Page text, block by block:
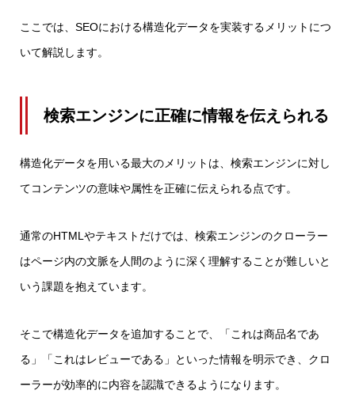
ここでは、SEOにおける構造化データを実装するメリットにつ
いて解説します。
検索エンジンに正確に情報を伝えられる
構造化データを用いる最大のメリットは、検索エンジンに対し
てコンテンツの意味や属性を正確に伝えられる点です。
通常のHTMLやテキストだけでは、検索エンジンのクローラー
はページ内の文脈を人間のように深く理解することが難しいと
いう課題を抱えています。
そこで構造化データを追加することで、「これは商品名であ
る」「これはレビューである」といった情報を明示でき、クロ
ーラーが効率的に内容を認識できるようになります。